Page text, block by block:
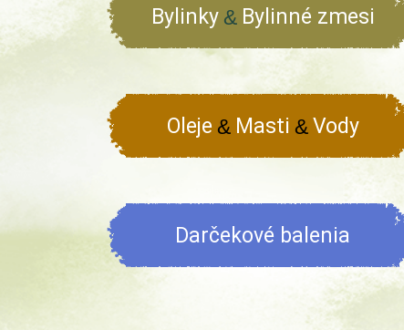
Bylinky & Bylinné zmesi
Oleje & Masti & Vody
Darčekové balenia